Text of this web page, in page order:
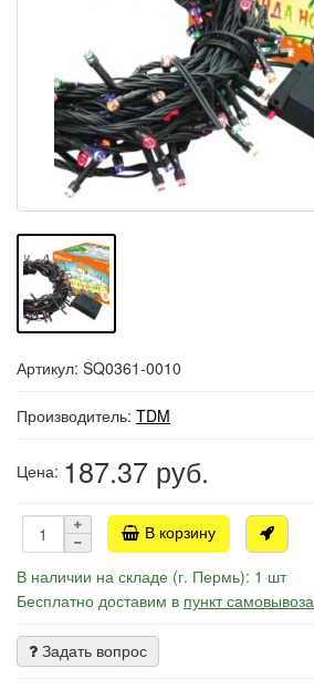
Артикул: SQ0361-0010
Производитель: TDM
Цена: 187.37 руб.
В корзину
В наличии на складе (г. Пермь): 1 шт
Бесплатно доставим в пункт самовывоза
Задать вопрос